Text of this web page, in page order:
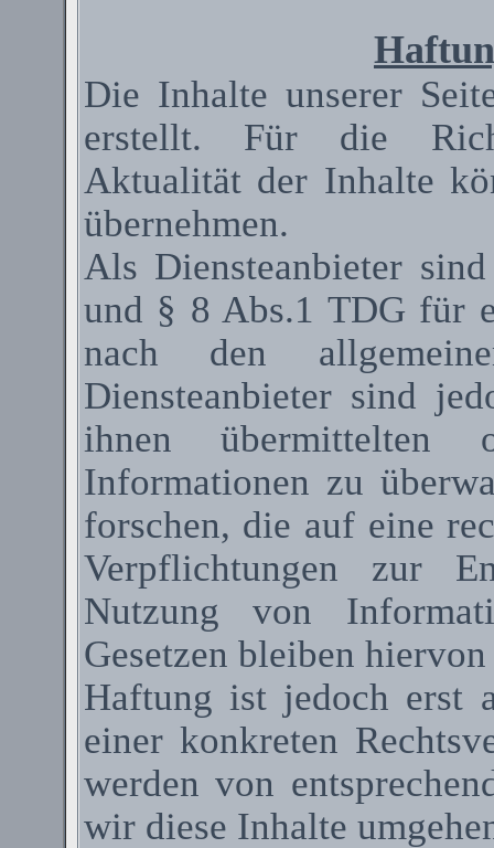
Die Inhalte unserer
erstellt. Für die
Aktualität der Inhalte
übernehmen.
Als Diensteanbieter
und § 8 Abs.1 TDG für
nach den
Diensteanbietersind
ihnen übermittelten
Informationen zu
forschen, die auf eine
Verpflichtungen zur
Nutzung von
Gesetzen bleiben
Haftung ist jedoch erst
einer konkreten
werden von
wir diese Inhalte